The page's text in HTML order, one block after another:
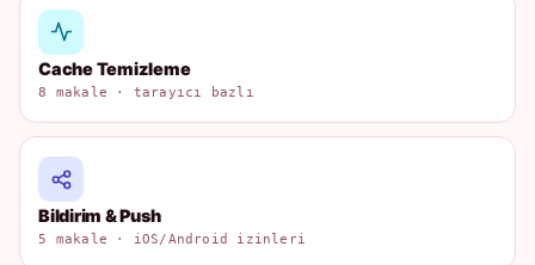
Cache Temizleme
8 makale · tarayıcı bazlı
Bildirim & Push
5 makale · iOS/Android izinleri